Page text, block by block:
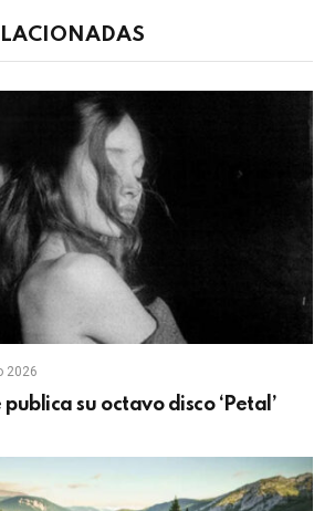
2026
su octavo disco ‘Petal’